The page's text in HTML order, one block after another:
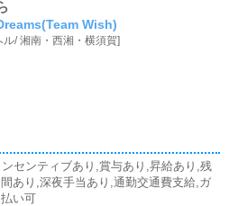
Wish)
ル/湘南・西湘・横須賀]
センティブあり,賞与あり,昇給あり,残
あり,深夜手当あり,通勤交通費支給,ガ
い可